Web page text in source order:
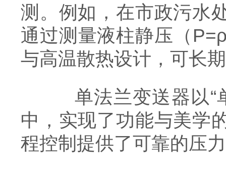
测。例如，在市政污水
通过测量液柱静压（
与高温散热设计，可长
单法兰变送器以“单
中，实现了功能与美学
程控制提供了可靠的压